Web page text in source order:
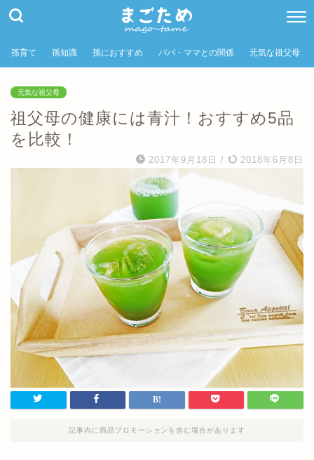
孫育て 孫知識 孫におすすめ パパ・ママとの関係 元気な祖父母
元気な祖父母
祖父母の健康には青汁！おすすめ5品
を比較！
2017年9月18日 / 2018年6月8日
記事内に商品プロモーションを含む場合があります